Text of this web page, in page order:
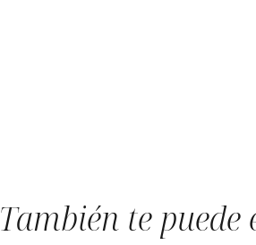
También te puede